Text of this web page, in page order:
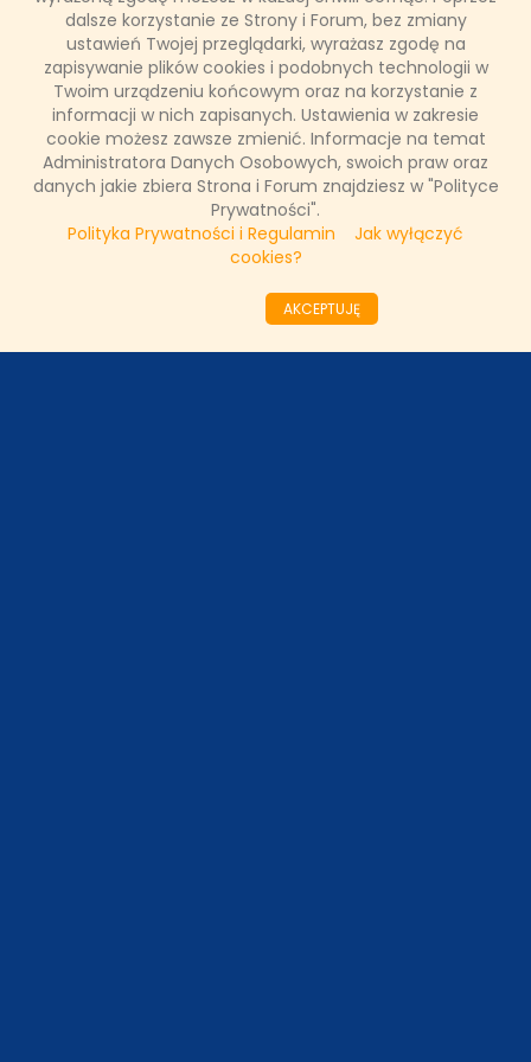
dalsze korzystanie ze Strony i Forum, bez zmiany
ustawień Twojej przeglądarki, wyrażasz zgodę na
zapisywanie plików cookies i podobnych technologii w
Twoim urządzeniu końcowym oraz na korzystanie z
informacji w nich zapisanych. Ustawienia w zakresie
cookie możesz zawsze zmienić. Informacje na temat
Administratora Danych Osobowych, swoich praw oraz
danych jakie zbiera Strona i Forum znajdziesz w "Polityce
Prywatności".
Polityka Prywatności i Regulamin
Jak wyłączyć
cookies?
AKCEPTUJĘ
własnymi słabościami, lękami i podjąć walkę o zwycięstwo?
Łukasz Ropczyński
18 października 2023, 09:33
(0 komentarzy)
CZYTAJ WIĘCEJ